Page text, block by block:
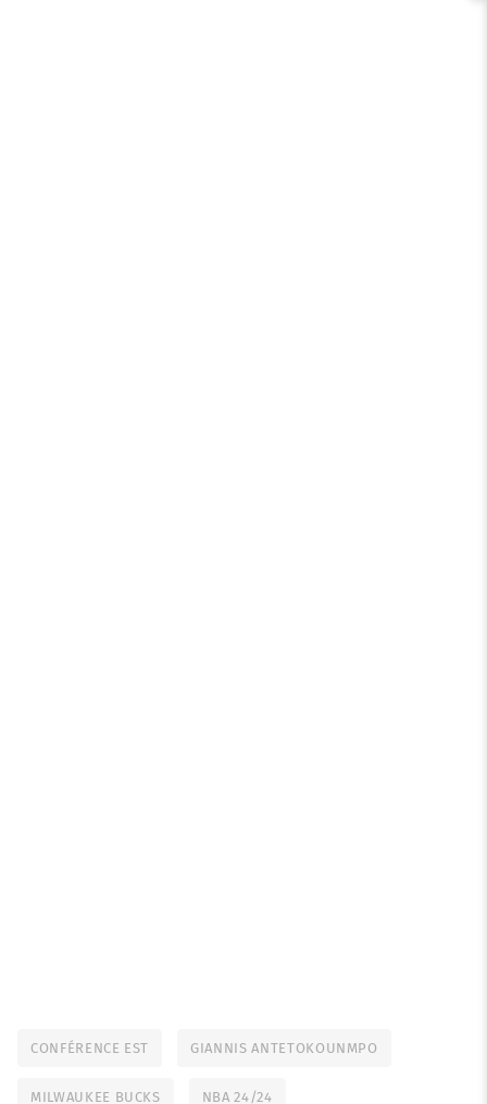
CONFÉRENCE EST GIANNIS ANTETOKOUNMPO
MILWAUKEE BUCKS NBA 24/24